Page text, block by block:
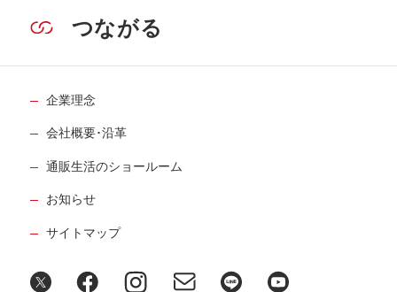
つながる
企業理念
会社概要･沿革
通販生活のショールーム
お知らせ
サイトマップ